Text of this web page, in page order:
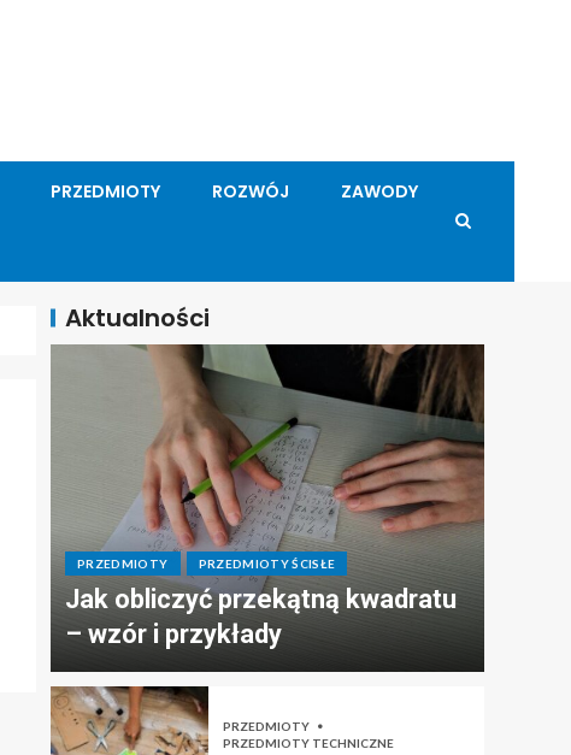
PRZEDMIOTY ROZWÓJ ZAWODY
Aktualności
PRZEDMIOTY PRZEDMIOTY ŚCISŁE
Jak obliczyć przekątną kwadratu
– wzór i przykłady
PRZEDMIOTY
PRZEDMIOTY TECHNICZNE